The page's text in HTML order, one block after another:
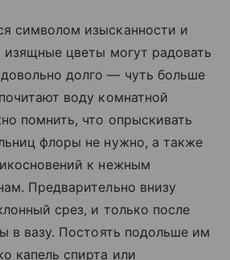
символом изысканности и
изящные цветы могут радовать
долго — чуть больше
воду комнатной
помнить, что опрыскивать
флоры не нужно, а также
к нежным
Предварительно внизу
срез, и только после
в вазу. Постоять подольше им
капель спирта или